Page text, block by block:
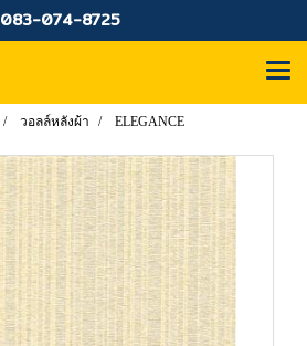
083-074-8725
วอลล์หลังผ้า ELEGANCE